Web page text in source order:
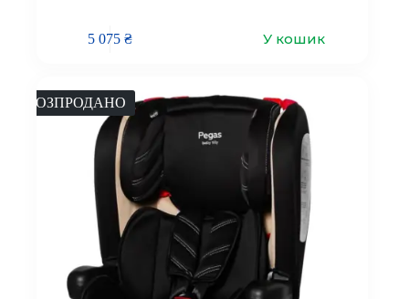
5 075₴ У кошик
РОЗПРОДАНО